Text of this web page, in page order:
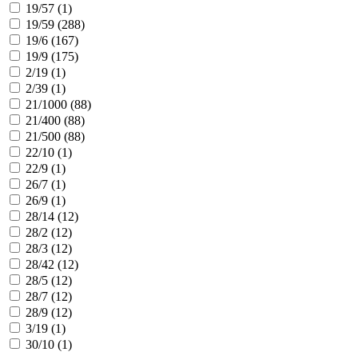
19/57 (1)
19/59 (288)
19/6 (167)
19/9 (175)
2/19 (1)
2/39 (1)
21/1000 (88)
21/400 (88)
21/500 (88)
22/10 (1)
22/9 (1)
26/7 (1)
26/9 (1)
28/14 (12)
28/2 (12)
28/3 (12)
28/42 (12)
28/5 (12)
28/7 (12)
28/9 (12)
3/19 (1)
30/10 (1)